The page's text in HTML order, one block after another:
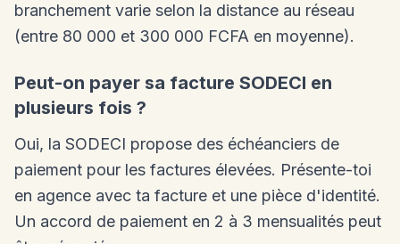
branchement varie selon la distance au réseau
(entre 80 000 et 300 000 FCFA en moyenne).
Peut-on payer sa facture SODECI en
plusieurs fois ?
Oui, la SODECI propose des échéanciers de
paiement pour les factures élevées. Présente-toi
en agence avec ta facture et une pièce d'identité.
Un accord de paiement en 2 à 3 mensualités peut